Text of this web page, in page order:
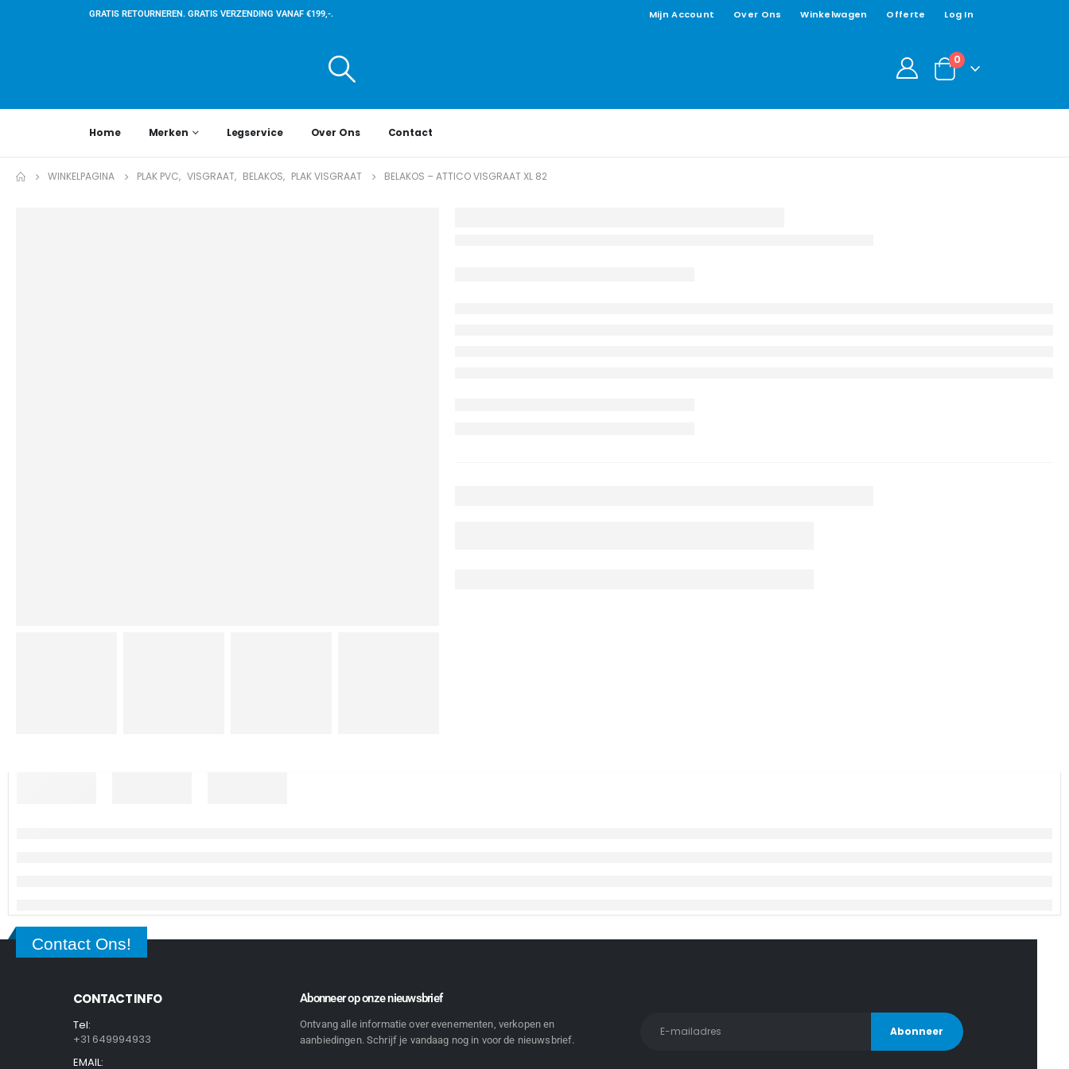
GRATIS RETOURNEREN. GRATIS VERZENDING VANAF €199,-. Mijn Account Over Ons Winkelwagen Offerte Log In
0
Home Merken Legservice Over Ons Contact
WINKELPAGINA PLAK PVC, VISGRAAT, BELAKOS, PLAK VISGRAAT BELAKOS – ATTICO VISGRAAT XL 82
Contact Ons!
CONTACT INFO
Tel:
+31 649994933
EMAIL:
Abonneer op onze nieuwsbrief
Ontvang alle informatie over evenementen, verkopen en
aanbiedingen. Schrijf je vandaag nog in voor de nieuwsbrief.